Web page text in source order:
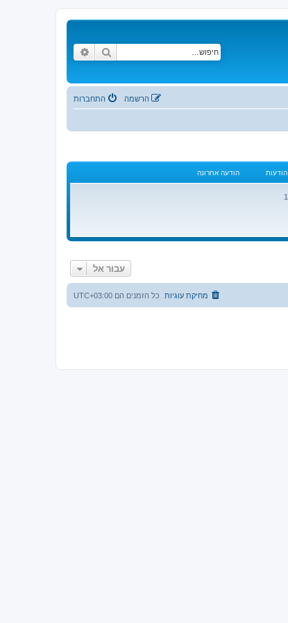
חיפוש
התחברות הרשמה
הודעות הודעה אחרונה
עבור אל
כל הזמנים הם UTC+03:00 מחיקת עוגיות